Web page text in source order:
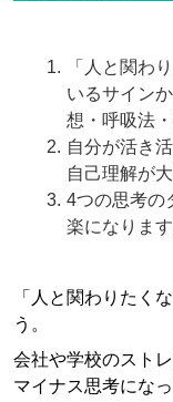
「人と関わ
いるサイン
想・呼吸法
自分が活き
自己理解が大
4つの思考の
楽になります
「人と関わりたく
う。
会社や学校のスト
マイナス思考にな